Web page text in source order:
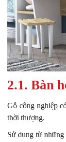
2.1. Bàn
Gỗ công nghiệp
thời thượng.
Sử dung từ